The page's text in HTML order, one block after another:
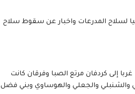
لسلاح المدرعات واخبار عن سقوط سلاح
إلى كردفان مرتع الصبا وفرقان كانت
والشنبلي والجعلي والهوساوي وبني فضل